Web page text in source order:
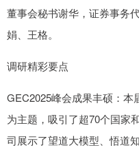
董事会秘书谢华，证券事务
娟、王格。
调研精彩要点
GEC2025峰会成果丰硕：本
为主题，吸引了超70个国家
司展示了望道大模型、悟道